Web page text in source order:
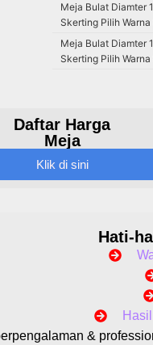
Meja Bulat Diamter
Skerting Pilih Warna
Meja Bulat Diamter
Skerting Pilih Warna
Daftar Harga
Meja
Klik di sini
Hati-
&